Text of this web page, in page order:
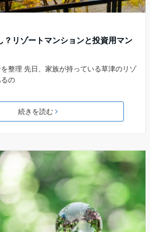
？リゾートマンションと投資用マン
整理 先日、家族が持っている草津のリゾ
の
続きを読む